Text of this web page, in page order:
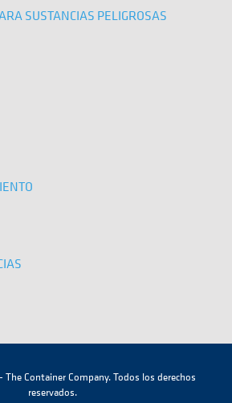
SUSTANCIAS PELIGROSAS
Container Company. Todos los derechos
reservados.